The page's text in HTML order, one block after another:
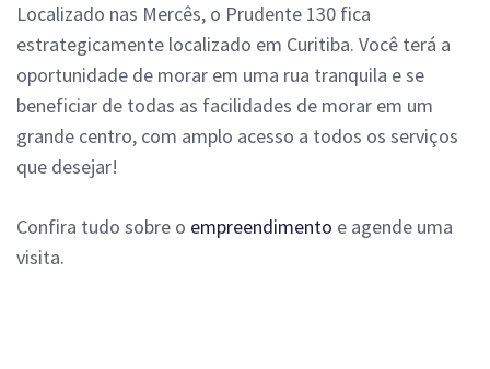
Localizado nas Mercês, o Prudente 130 fica
estrategicamente localizado em Curitiba. Você terá a
oportunidade de morar em uma rua tranquila e se
beneficiar de todas as facilidades de morar em um
grande centro, com amplo acesso a todos os serviços
que desejar!
Confira tudo sobre o empreendimento e agende uma
visita.